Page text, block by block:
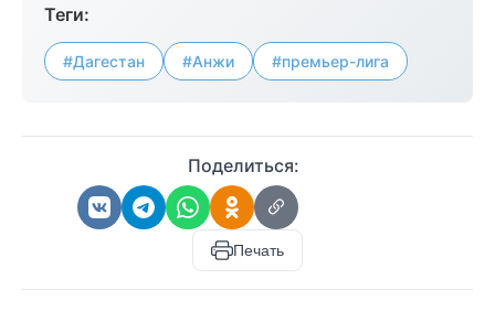
Теги:
#Дагестан #Анжи #премьер-лига
Поделиться:
Печать